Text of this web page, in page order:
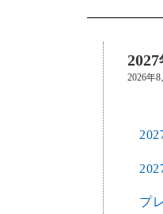
2026年
プ